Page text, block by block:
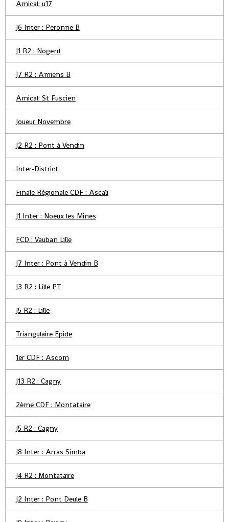
Amical: u17
J6 Inter : Peronne B
J1 R2 : Nogent
J7 R2 : Amiens B
Amical: St Fuscien
Joueur Novembre
J2 R2 : Pont à Vendin
Inter-District
Finale Régionale CDF : Ascali
J1 Inter : Noeux les Mines
FCD : Vauban Lille
J7 Inter : Pont à Vendin B
J3 R2 : Lille PT
J5 R2 : Lille
Triangulaire Epide
1er CDF : Ascom
J13 R2 : Cagny
2ème CDF : Montataire
J5 R2 : Cagny
J8 Inter : Arras Simba
J4 R2 : Montataire
J2 Inter : Pont Deule B